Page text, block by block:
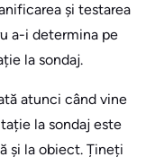
și testarea
a-i determina pe
la sondaj.
atunci când vine
la sondaj este
și la obiect. Țineți